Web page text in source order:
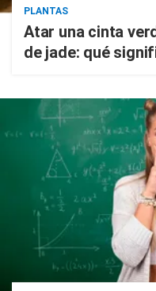
PLANTAS
Atar una cinta
de jade: qué